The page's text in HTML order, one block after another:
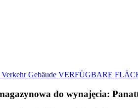
Gebäude VERFÜGBARE
do wynajęcia: